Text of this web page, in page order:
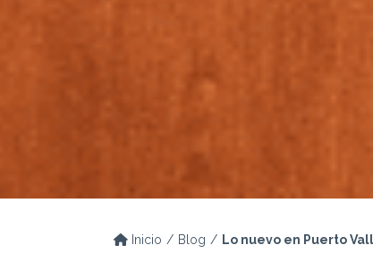
Inicio Blog Lo nuevo en Puerto